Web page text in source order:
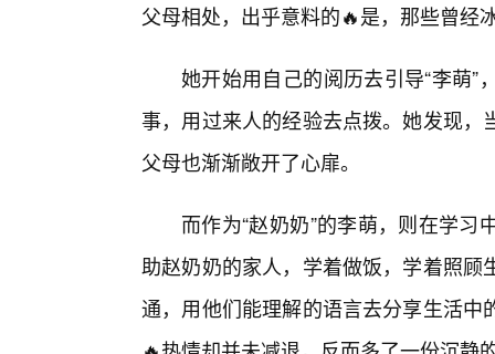
父母相处，出乎意料的🔥是，那些曾经
她开始用自己的阅历去引导“李萌
事，用过来人的经验去点拨。她发现
父母也渐渐敞开了心扉。
而作为“赵奶奶”的李萌，则在学
助赵奶奶的家人，学着做饭，学着照
通，用他们能理解的语言去分享生活